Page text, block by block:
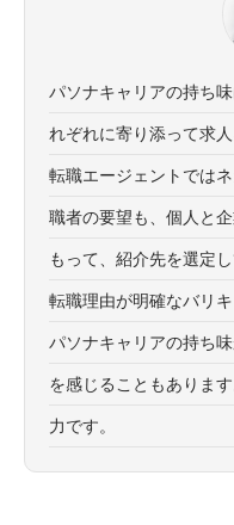
パソナキャリアの持ち
れぞれに寄り添って求
転職エージェントでは
職者の要望も、個人と
もって、紹介先を選定
転職理由が明確なバリ
パソナキャリアの持ち
を感じることもありま
力です。